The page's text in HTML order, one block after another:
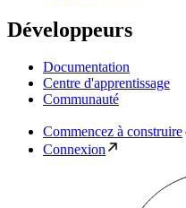
Développeurs
Documentation
Centre d'apprentissage
Communauté
Commencez à construire
Connexion